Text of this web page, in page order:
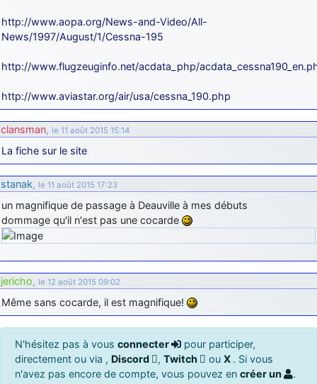
http://www.aopa.org/News-and-Video/All-
News/1997/August/1/Cessna-195
http://www.flugzeuginfo.net/acdata_php/
http://www.aviastar.org/air/usa/cessna_190.php
clansman, le 11 août 2015 15:14
La fiche sur le site
stanak, le 11 août 2015 17:23
un magnifique de passage à Deauville à mes débuts
dommage qu'il n'est pas une cocarde
jericho, le 12 août 2015 09:02
Même sans cocarde, il est magnifique!
N'hésitez pas à vous connecter
pour participer,
directement ou via , Discord , Twitch ou X . Si vous
n'avez pas encore de compte, vous pouvez en créer un .